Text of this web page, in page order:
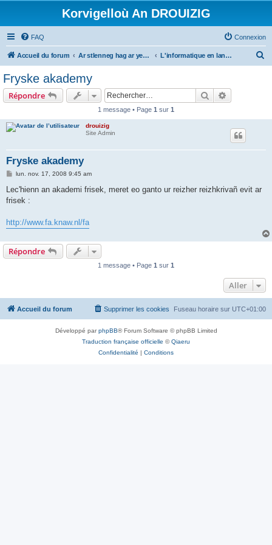
Korvigelloù An DROUIZIG
FAQ Connexion
Accueil du forum Ar stlenneg hag ar yezhoù bihan er bed a-bezh L'informatique en langues régionales et minoritaires
Fryske akademy
Répondre Rechercher
1 message • Page 1 sur 1
drouizig
Site Admin
Fryske akademy
M
s
a
lun. nov. 17, 2008 9:45 am
Lec'hienn an akademi frisek, meret eo ganto ur reizher reizhkrivañ evit ar
frisek :
http://www.fa.knaw.nl/fa
Répondre
1 message • Page 1 sur 1
Aller
Accueil du forum Fuseau horaire sur UTC+01:00
Supprimer les cookies
Développé parphpBB® Forum Software © phpBB Limited
Traduction française officielle ©Qiaeru
Confidentialité | Conditions